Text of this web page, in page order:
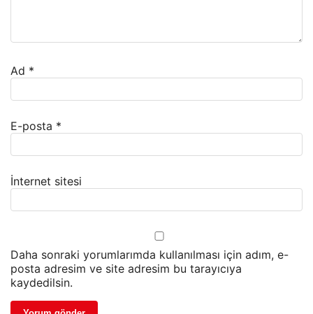
Ad *
E-posta *
İnternet sitesi
Daha sonraki yorumlarımda kullanılması için adım, e-
posta adresim ve site adresim bu tarayıcıya
kaydedilsin.